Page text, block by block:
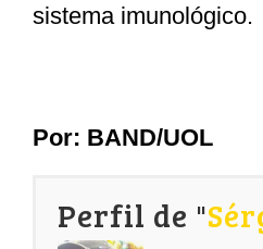
sistema imunológico.
Por: BAND/UOL
Perfil de "